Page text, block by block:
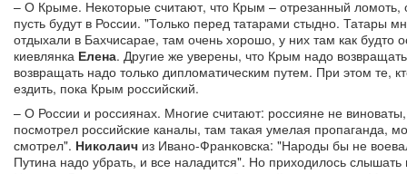
– О Крыме. Некоторые считают, что Крым – отрезанный ломоть,
пусть будут в России. "Только перед татарами стыдно. Татары
отдыхали в Бахчисарае, там очень хорошо, у них там как будто
киевлянка Елена. Другие же уверены, что Крым надо
возвращать надо только дипломатическим путем. При этом те,
ездить, пока Крым российский.
– О России и россиянах. Многие считают: россияне не
посмотрел российские каналы, там такая умелая пропаганда,
смотрел". Николаич из Ивано-Франковска: "Народы бы не
Путина надо убрать, и все наладится". Но приходилось